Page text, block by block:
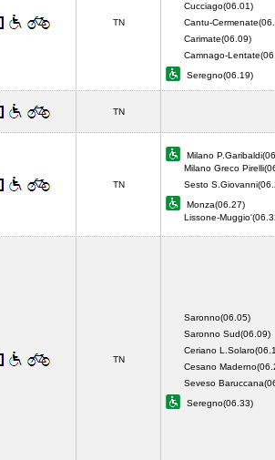
TN
Cucciago(06.01)
Cantu-
Carimate(06.09)
Camnago-
Seregno(06.19)
TN
TN
Milano
Milano Greco
Sesto
Monza(06.27)
Lissone-
TN
Saronno(06.05)
Saronno Sud(06.09)
Ceriano
Cesano
Seveso
Seregno(06.33)